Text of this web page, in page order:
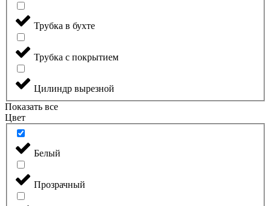
Трубка в бухте
Трубка с покрытием
Цилиндр вырезной
Показать все
Цвет
Белый
Прозрачный